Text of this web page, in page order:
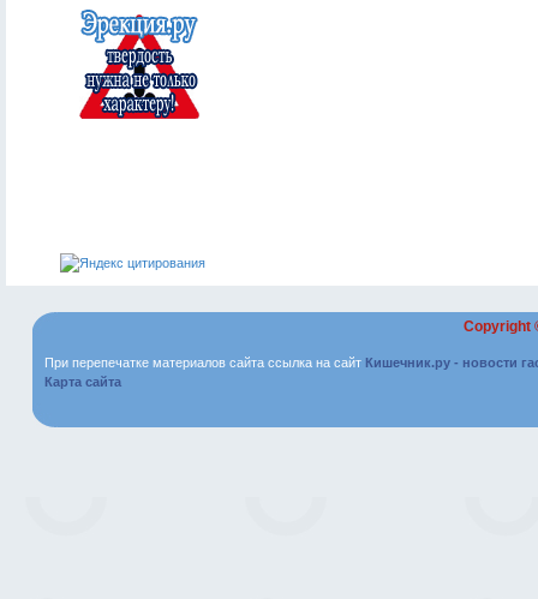
Copyright
При перепечатке материалов сайта ссылка на сайт Кишечник.ру - новости
Карта сайта